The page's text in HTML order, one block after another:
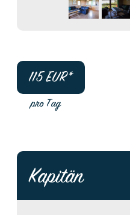
115EUR*
pro Tag
Kapitän